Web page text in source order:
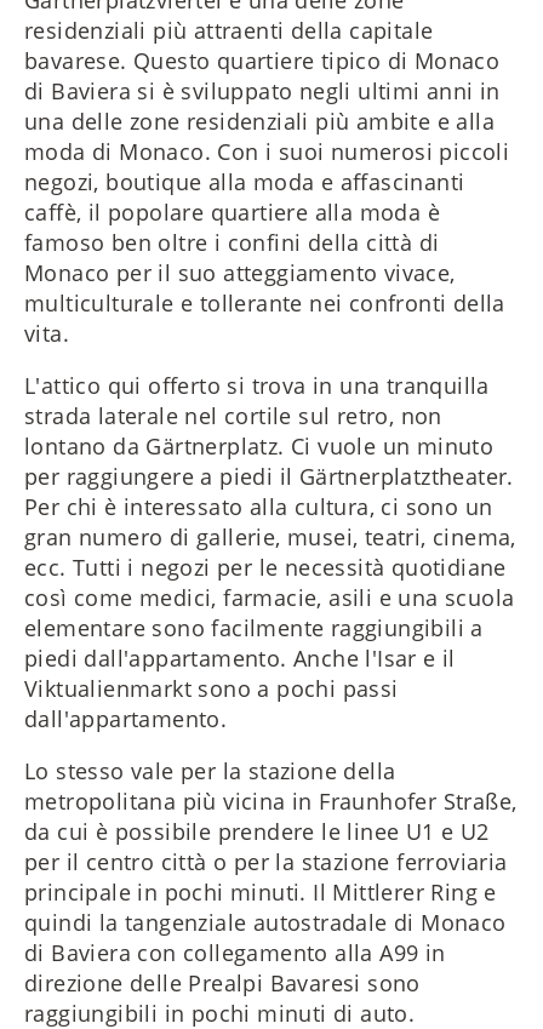
residenziali più attraenti della capitale
bavarese. Questo quartiere tipico di Monaco
di Baviera si è sviluppato negli ultimi anni in
una delle zone residenziali più ambite e alla
moda di Monaco. Con i suoi numerosi piccoli
negozi, boutique alla moda e affascinanti
caffè, il popolare quartiere alla moda è
famoso ben oltre i confini della città di
Monaco per il suo atteggiamento vivace,
multiculturale e tollerante nei confronti della
vita.
L'attico qui offerto si trova in una tranquilla
strada laterale nel cortile sul retro, non
lontano da Gärtnerplatz. Ci vuole un minuto
per raggiungere a piedi il Gärtnerplatztheater.
Per chi è interessato alla cultura, ci sono un
gran numero di gallerie, musei, teatri, cinema,
ecc. Tutti i negozi per le necessità quotidiane
così come medici, farmacie, asili e una scuola
elementare sono facilmente raggiungibili a
piedi dall'appartamento. Anche l'Isar e il
Viktualienmarkt sono a pochi passi
dall'appartamento.
Lo stesso vale per la stazione della
metropolitana più vicina in Fraunhofer Straße,
da cui è possibile prendere le linee U1 e U2
per il centro città o per la stazione ferroviaria
principale in pochi minuti. Il Mittlerer Ring e
quindi la tangenziale autostradale di Monaco
di Baviera con collegamento alla A99 in
direzione delle Prealpi Bavaresi sono
raggiungibili in pochi minuti di auto.